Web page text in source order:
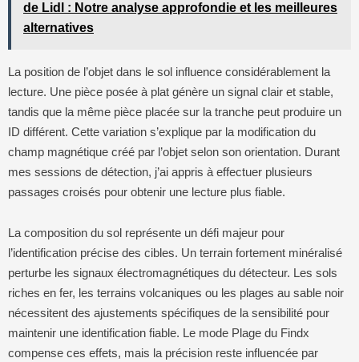
de Lidl : Notre analyse approfondie et les meilleures
alternatives
La position de l’objet dans le sol influence considérablement la
lecture. Une pièce posée à plat génère un signal clair et stable,
tandis que la même pièce placée sur la tranche peut produire un
ID différent. Cette variation s’explique par la modification du
champ magnétique créé par l’objet selon son orientation. Durant
mes sessions de détection, j’ai appris à effectuer plusieurs
passages croisés pour obtenir une lecture plus fiable.
La composition du sol représente un défi majeur pour
l’identification précise des cibles. Un terrain fortement minéralisé
perturbe les signaux électromagnétiques du détecteur. Les sols
riches en fer, les terrains volcaniques ou les plages au sable noir
nécessitent des ajustements spécifiques de la sensibilité pour
maintenir une identification fiable. Le mode Plage du Findx
compense ces effets, mais la précision reste influencée par